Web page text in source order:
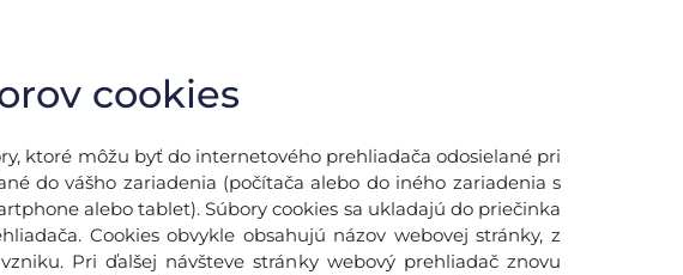
cookies
ktoré môžu byť do internetového prehliadača odosielané pri
do vášho zariadenia (počítača alebo do iného zariadenia s
alebo tablet). Súbory cookies sa ukladajú do priečinka
Cookies obvykle obsahujú názov webovej stránky, z
Pri ďalšej návšteve stránky webový prehliadač znovu